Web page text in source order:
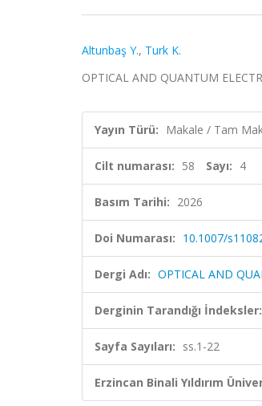
Altunbaş Y., Turk K.
OPTICAL AND QUANTUM
Yayın Türü: Makale / Tam
Cilt numarası: 58 Sayı: 4
Basım Tarihi: 2026
Doi Numarası: 10.1007/
Dergi Adı: OPTICAL AND
Derginin Tarandığı İndeksler:
Sayfa Sayıları: ss.1-22
Erzincan Binali Yıldırım